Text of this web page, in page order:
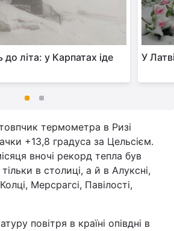
літа: у Карпатах іде
У
термометра в Ризі
+13,8 градуса за Цельсієм.
вночі рекорд тепла був
в столиці, а й в Алуксні,
Мерсрагсі, Павілості,
повітря в країні опівдні в